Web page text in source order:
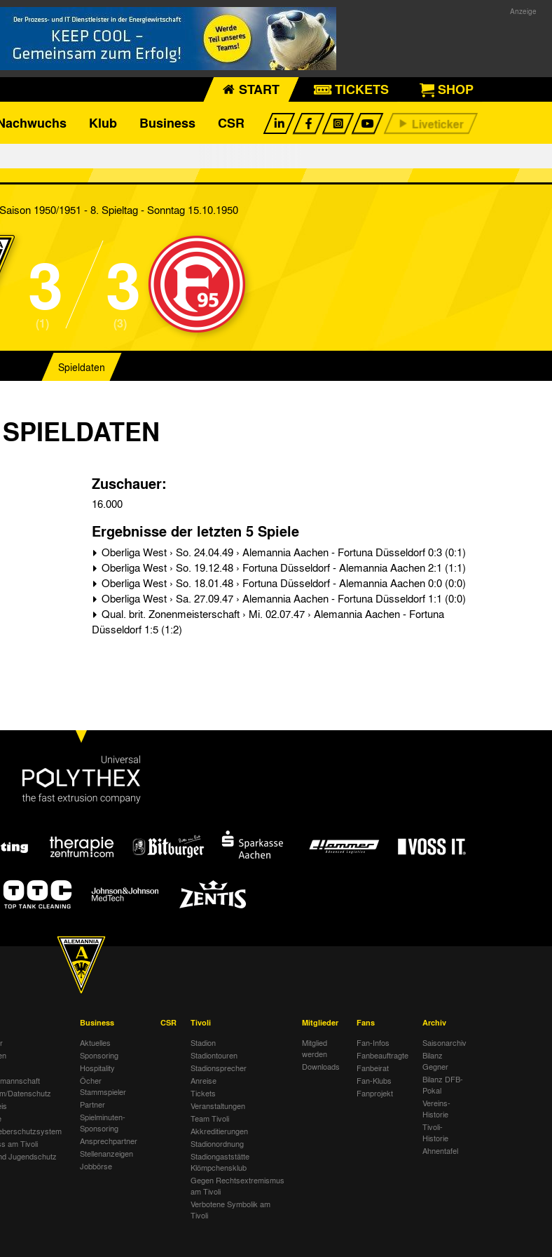
START TICKETS
SHOP
Klub Business CSR
1950/1951 - 8. Spieltag- Sonntag 15.10.1950
3
(1) 3
(3)
Spieldaten
SPIELDATEN
Zuschauer:
16.000
Ergebnisse der letzten 5 Spiele
Oberliga West › So. 24.04.49 › Alemannia Aachen - Fortuna Düsseldorf 0:3 (0:1)
Oberliga West › So. 19.12.48 › Fortuna Düsseldorf - Alemannia Aachen 2:1 (1:1)
Oberliga West › So. 18.01.48 › Fortuna Düsseldorf - Alemannia Aachen 0:0 (0:0)
Oberliga West › Sa. 27.09.47 › Alemannia Aachen - Fortuna Düsseldorf 1:1 (0:0)
Düsseldorf 1:5 (1:2)
Datenschutz
am Tivoli
Jugendschutz
Business
Aktuelles
Sponsoring
Hospitality
Öcher
Stammspieler
Partner
Spielminuten-
Sponsoring
Ansprechpartner
Stellenanzeigen
Jobbörse
CSR
Tivoli
Stadion
Stadiontouren
Stadionsprecher
Anreise
Tickets
Veranstaltungen
Team Tivoli
Akkreditierungen
Stadionordnung
Stadiongaststätte
Klömpchensklub
Gegen Rechtsextremismus
am Tivoli
Verbotene Symbolik am
Tivoli
Mitglieder
Mitglied
werden
Downloads
Fans
Fan-Infos
Fanbeauftragte
Fanbeirat
Fan-Klubs
Fanprojekt
Archiv
Saisonarchiv
Bilanz
Gegner
Bilanz DFB-
Pokal
Vereins-
Historie
Tivoli-
Historie
Ahnentafel